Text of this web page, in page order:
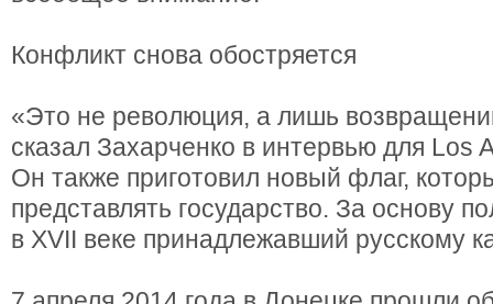
Конфликт снова обостряется
«Это не революция, а лишь
сказал Захарченко в интервью для Los
Он также приготовил новый флаг,
представлять государство. За основу
в XVII веке принадлежавший русскому